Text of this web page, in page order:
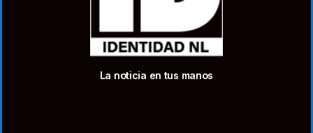
La noticia en tus manos